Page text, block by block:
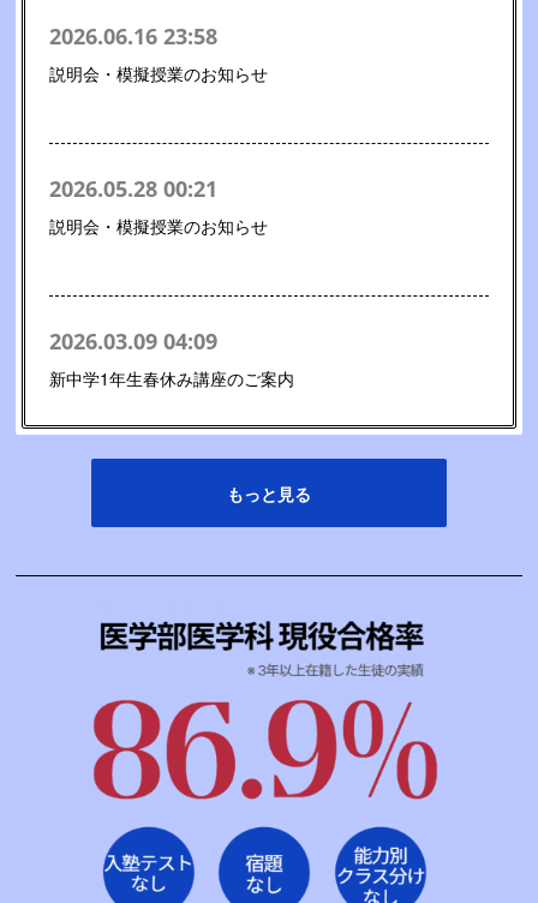
2026.06.16 23:58
説明会・模擬授業のお知らせ
2026.05.28 00:21
説明会・模擬授業のお知らせ
2026.03.09 04:09
新中学1年生春休み講座のご案内
もっと見る